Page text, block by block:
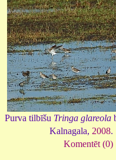
Purva tilbīšu Tringa glareola
Kalnagala, 2008.
Komentēt (0)